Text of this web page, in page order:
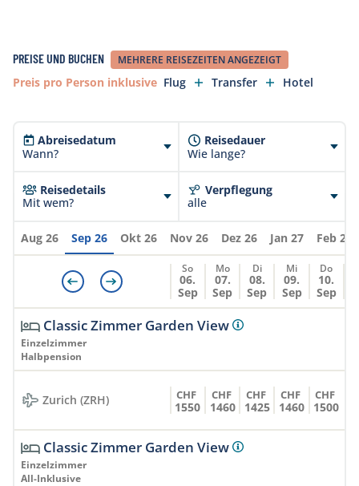
Extrakosten vor Ort sind unter Vorbehalt und
können jederzeit ändern!
sind in den im Voraus gebuchten Leistungen
bereits inklusive. Die 10% Amusement Taxen sind
Kurse vor Ort zu bezahlen.
PREISE UND BUCHEN MEHRERE REISEZEITEN ANGEZEIGT
Preis pro Person inklusive Flug Transfer Hotel
Abreisedatum
Wann?
Reisedauer
Wie lange?
Reisedetails
Mit wem?
Verpflegung
alle
Aug 26 Sep 26 Okt 26 Nov 26 Dez 26 Jan 27 Feb 27
So
06.
Sep
Mo
07.
Sep
Di
08.
Sep
Mi
09.
Sep
Do
10.
Sep
Classic Zimmer Garden View
Einzelzimmer
Halbpension
Zurich (ZRH) CHF
1550
CHF
1460
CHF
1425
CHF
1460
CHF
1500
Classic Zimmer Garden View
Einzelzimmer
All-Inklusive